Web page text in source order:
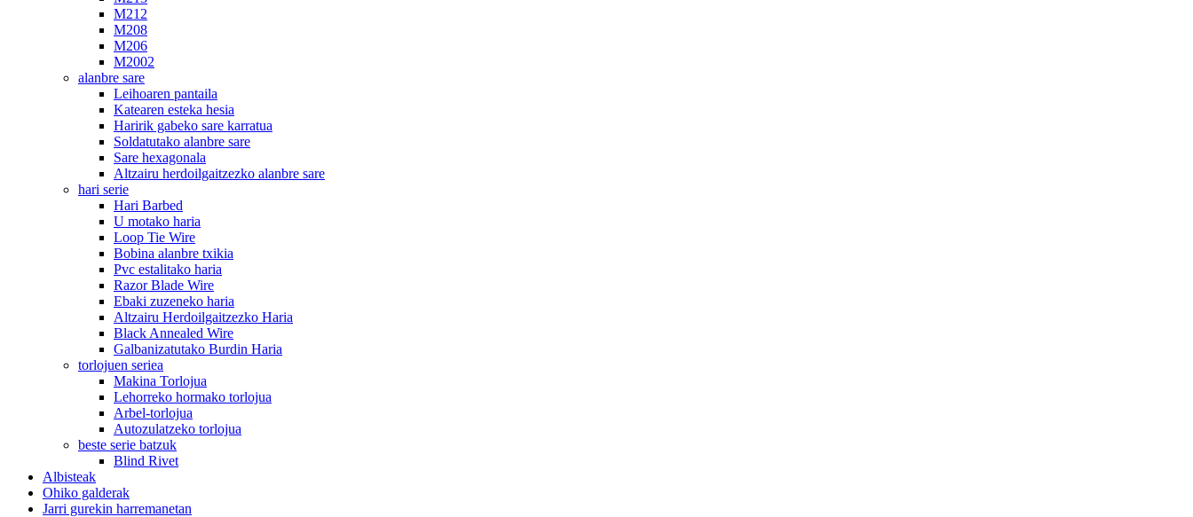
M212
M208
M206
M2002
alanbre sare
Leihoaren pantaila
Katearen esteka hesia
Haririk gabeko sare karratua
Soldatutako alanbre sare
Sare hexagonala
Altzairu herdoilgaitzezko alanbre sare
hari serie
Hari Barbed
U motako haria
Loop Tie Wire
Bobina alanbre txikia
Pvc estalitako haria
Razor Blade Wire
Ebaki zuzeneko haria
Altzairu Herdoilgaitzezko Haria
Black Annealed Wire
Galbanizatutako Burdin Haria
torlojuen seriea
Makina Torlojua
Lehorreko hormako torlojua
Arbel-torlojua
Autozulatzeko torlojua
beste serie batzuk
Blind Rivet
Albisteak
Ohiko galderak
Jarri gurekin harremanetan